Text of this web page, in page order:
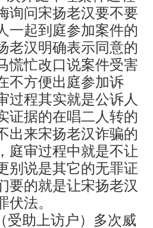
询问宋扬老汉要不要
一起到庭参加案件的
老汉明确表示同意的
慌忙改口说案件受害
不方便出庭参加诉
过程其实就是公诉人
证据的在唱二人转的
出来宋扬老汉诈骗的
庭审过程中就是不让
别说是其它的无罪证
要的就是让宋扬老汉
伏法。
助上访户）多次威